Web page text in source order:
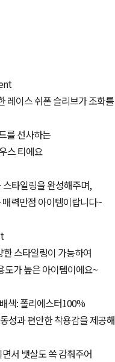
레이스 쉬폰 슬리브가 조화를
를 선사하는
스 티에요
타일링을 완성해주며,
력만점 아이템이랍니다~
스타일링이 가능하여
가 높은 아이템이에요~
색: 폴리에스터100%
성과 편안한 착용감을 제공해
서 뱃살도 쏙 감춰주어